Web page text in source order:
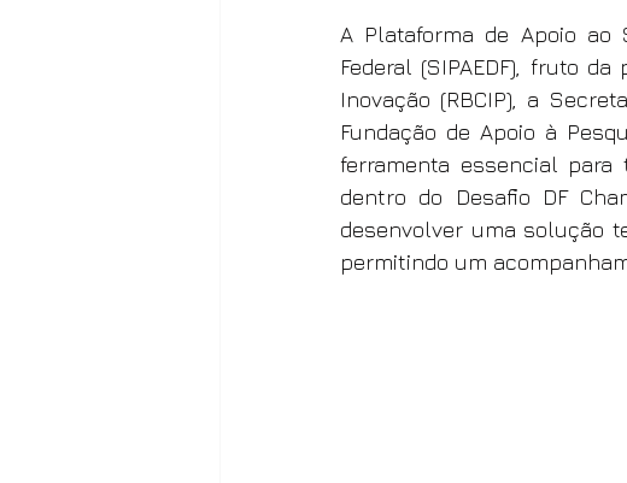
A Plataforma de Apoio ao
Federal (SIPAEDF), fruto
Inovação (RBCIP), a
Fundação de Apoio à
ferramenta essencial para
dentro do Desafio DF
desenvolver uma solução
permitindo um